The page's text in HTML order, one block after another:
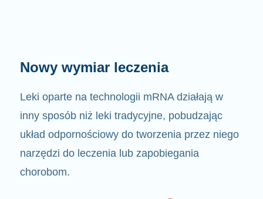
Nowy wymiar leczenia
Leki oparte na technologii mRNA działają w
inny sposób niż leki tradycyjne, pobudzając
układ odpornościowy do tworzenia przez niego
narzędzi do leczenia lub zapobiegania
chorobom.